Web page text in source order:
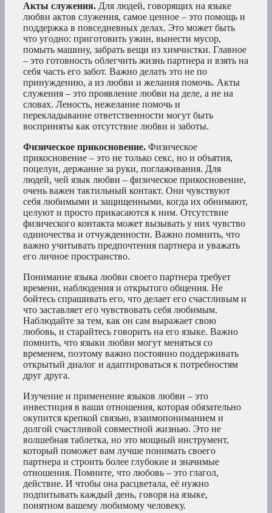
Акты служения. Для людей, говорящих на языке
любви актов служения, самое ценное – это помощь и
поддержка в повседневных делах. Это может быть
что угодно: приготовить ужин, вынести мусор,
помыть машину, забрать вещи из химчистки. Главное
– это готовность облегчить жизнь партнера и взять на
себя часть его забот. Важно делать это не по
принуждению, а из любви и желания помочь. Акты
служения – это проявление любви на деле, а не на
словах. Леность, нежелание помочь и
перекладывание ответственности могут быть
восприняты как отсутствие любви и заботы.
Физическое прикосновение. Физическое
прикосновение – это не только секс, но и объятия,
поцелуи, держание за руки, поглаживания. Для
людей, чей язык любви – физическое прикосновение,
очень важен тактильный контакт. Они чувствуют
себя любимыми и защищенными, когда их обнимают,
целуют и просто прикасаются к ним. Отсутствие
физического контакта может вызывать у них чувство
одиночества и отчужденности. Важно помнить, что
важно учитывать предпочтения партнера и уважать
его личное пространство.
Понимание языка любви своего партнера требует
времени, наблюдения и открытого общения. Не
бойтесь спрашивать его, что делает его счастливым и
что заставляет его чувствовать себя любимым.
Наблюдайте за тем, как он сам выражает свою
любовь, и старайтесь говорить на его языке. Важно
помнить, что языки любви могут меняться со
временем, поэтому важно постоянно поддерживать
открытый диалог и адаптироваться к потребностям
друг друга.
Изучение и применение языков любви – это
инвестиция в ваши отношения, которая обязательно
окупится крепкой связью, взаимопониманием и
долгой счастливой совместной жизнью. Это не
волшебная таблетка, но это мощный инструмент,
который поможет вам лучше понимать своего
партнера и строить более глубокие и значимые
отношения. Помните, что любовь – это глагол,
действие. И чтобы она расцветала, её нужно
подпитывать каждый день, говоря на языке,
понятном вашему любимому человеку.